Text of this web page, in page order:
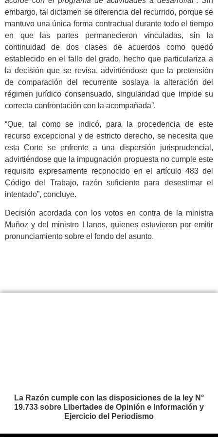
embargo, tal dictamen se diferencia del recurrido, porque se
mantuvo una única forma contractual durante todo el tiempo
en que las partes permanecieron vinculadas, sin la
continuidad de dos clases de acuerdos como quedó
establecido en el fallo del grado, hecho que particulariza a
la decisión que se revisa, advirtiéndose que la pretensión
de comparación del recurrente soslaya la alteración del
régimen jurídico consensuado, singularidad que impide su
correcta confrontación con la acompañada”.
“Que, tal como se indicó, para la procedencia de este
recurso excepcional y de estricto derecho, se necesita que
esta Corte se enfrente a una dispersión jurisprudencial,
advirtiéndose que la impugnación propuesta no cumple este
requisito expresamente reconocido en el artículo 483 del
Código del Trabajo, razón suficiente para desestimar el
intentado”, concluye.
Decisión acordada con los votos en contra de la ministra
Muñoz y del ministro Llanos, quienes estuvieron por emitir
pronunciamiento sobre el fondo del asunto.
La Razón cumple con las disposiciones de la ley N°
19.733 sobre Libertades de Opinión e Información y
Ejercicio del Periodismo